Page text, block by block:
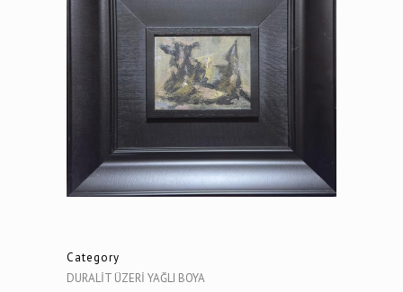
Category
DURALİT ÜZERİ YAĞLI BOYA